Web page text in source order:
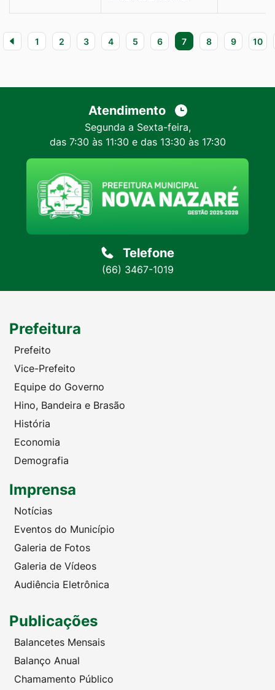
1 2 3 4 5 6 7 8 9 10
Atendimento
Segunda a Sexta-feira,
das 7:30 às 11:30 e das 13:30 às 17:30
Telefone
(66) 3467-1019
Prefeitura
Prefeito
Vice-Prefeito
Equipe do Governo
Hino, Bandeira e Brasão
História
Economia
Demografia
Imprensa
Notícias
Eventos do Município
Galeria de Fotos
Galeria de Vídeos
Audiência Eletrônica
Publicações
Balancetes Mensais
Balanço Anual
Chamamento Público